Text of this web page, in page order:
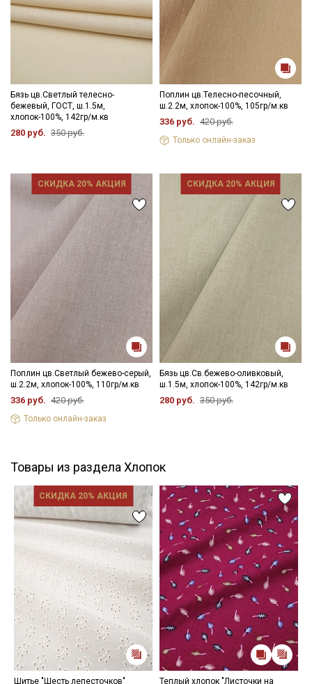
Бязь цв.Светлый телесно-
бежевый, ГОСТ, ш.1.5м,
хлопок-100%, 142гр/м.кв
280 руб. 350 руб.
Поплин цв.Телесно-песочный,
ш.2.2м, хлопок-100%, 105гр/м.кв
336 руб. 420 руб.
Только онлайн-заказ
СКИДКА 20% АКЦИЯ
Поплин цв.Светлый бежево-серый,
ш.2.2м, хлопок-100%, 110гр/м.кв
336 руб. 420 руб.
Только онлайн-заказ
СКИДКА 20% АКЦИЯ
Бязь цв.Св.бежево-оливковый,
ш.1.5м, хлопок-100%, 142гр/м.кв
280 руб. 350 руб.
Товары из раздела Хлопок
СКИДКА 20% АКЦИЯ
Шитье "Шесть лепесточков"
Теплый хлопок "Листочки на